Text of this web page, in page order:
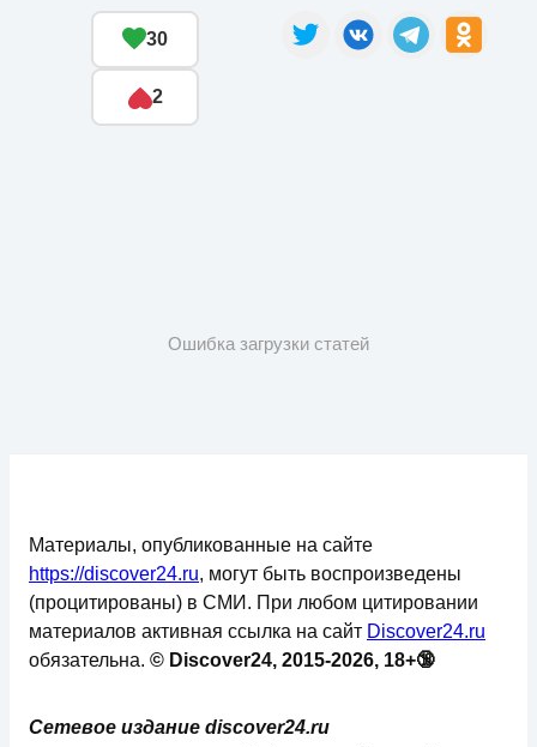
30
2
Ошибка загрузки статей
Сетевое издание discover24.ru
Материалы, опубликованные на сайте
https://discover24.ru, могут быть воспроизведены
(процитированы) в СМИ. При любом цитировании
материалов активная ссылка на сайт Discover24.ru
обязательна. © Discover24, 2015-2026, 18+🔞